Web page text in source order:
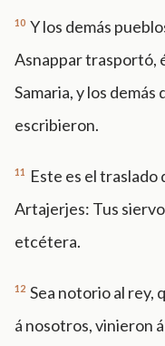
10 Y los demás
Asnappar trasportó,
Samaria, y los
escribieron.
11
Este es el traslado
Artajerjes: Tus
etcétera.
12 Sea notorio al rey,
á nosotros, vinieron